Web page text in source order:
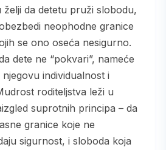
da detetu pruži slobodu,
neophodne granice
se ono oseća nesigurno.
dete ne “pokvari”, nameće
individualnost i
roditeljstva leži u
suprotnih principa – da
granice koje ne
sigurnost, i sloboda koja